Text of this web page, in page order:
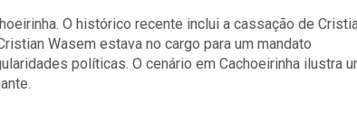
O histórico recente inclui a cassação de
Wasem estava no cargo para um mandato
políticas. O cenário em Cachoeirinha ilustra